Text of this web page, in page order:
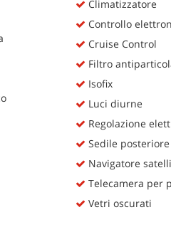
Climatizzatore
Controllo
Cruise Control
Filtro
Isofix
Luci diurne
Regolazione
Sedile
Navigatore
Telecamera per
Vetri oscurati